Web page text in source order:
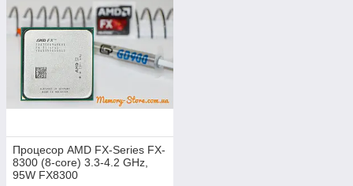
Процесор AMD FX-Series FX-
8300 (8-core) 3.3-4.2 GHz,
95W FX8300